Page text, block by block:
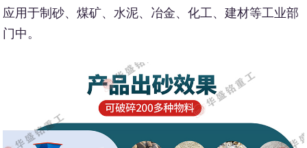
应用于制砂、煤矿、水泥、冶金、化工、建材等工业部
门中。